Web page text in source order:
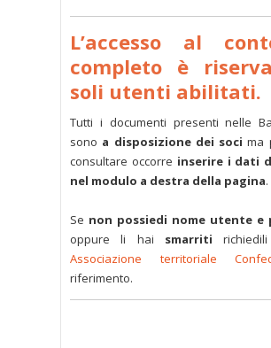
L’accesso al
completo è
soli utenti abilitati.
Tutti i documenti presenti nelle
sono a disposizione dei soci ma
consultare occorre inserire i dati
nel modulo a destra della pagina.
Se non possiedi nome utente e
oppure li hai smarriti
Associazione territoriale
riferimento.